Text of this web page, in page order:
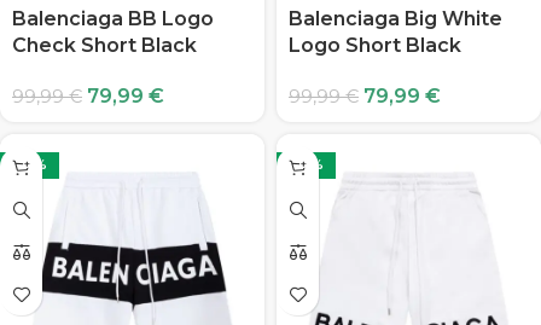
Balenciaga BB Logo
Check Short Black
99,99€ 79,99 €
Balenciaga Big White
Logo Short Black
99,99€ 79,99 €
-20% -20%